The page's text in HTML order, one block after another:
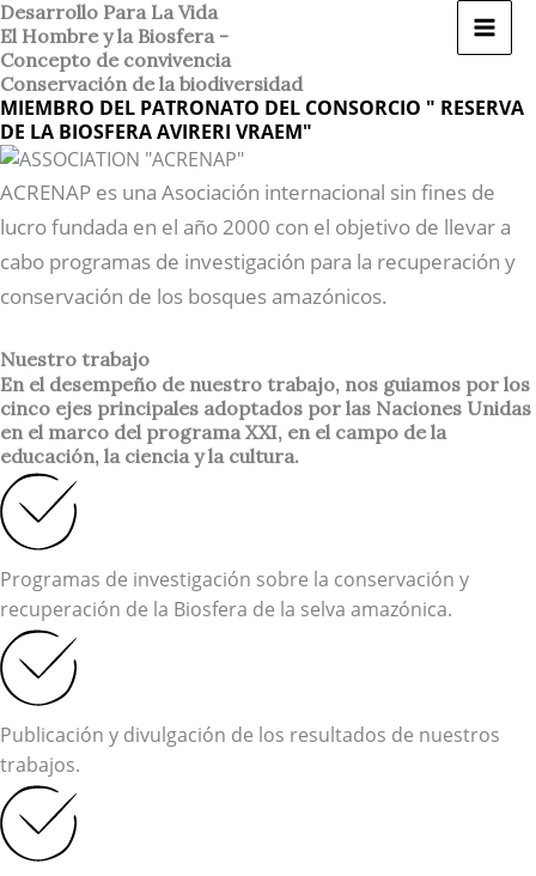
Ir
al
contenido
Desarrollo Para La Vida
El Hombre y la Biosfera -
Concepto de convivencia
Conservación de la biodiversidad
MIEMBRO DEL PATRONATO DEL CONSORCIO " RESERVA
DE LA BIOSFERA AVIRERI VRAEM"
ACRENAP es una Asociación internacional sin fines de
lucro fundada en el año 2000 con el objetivo de llevar a
cabo programas de investigación para la recuperación y
conservación de los bosques amazónicos.
Nuestro trabajo
En el desempeño de nuestro trabajo, nos guiamos por los
cinco ejes principales adoptados por las Naciones Unidas
en el marco del programa XXI, en el campo de la
educación, la ciencia y la cultura.
Programas de investigación sobre la conservación y
recuperación de la Biosfera de la selva amazónica.
Publicación y divulgación de los resultados de nuestros
trabajos.